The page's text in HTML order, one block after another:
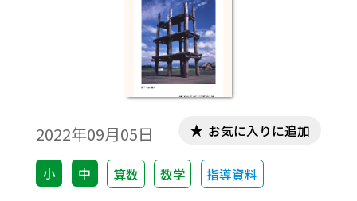
2022年09月05日
小 中 算数 数学 指導資料
お気に入りに追加